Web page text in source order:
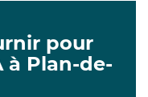
pour
à Plan-de-